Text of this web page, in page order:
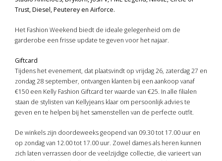
Trust, Diesel, Peuterey en Airforce.
Het Fashion Weekend biedt de ideale gelegenheid om de
garderobe een frisse update te geven voor het najaar.
Giftcard
Tijdens het evenement, dat plaatsvindt op vrijdag 26, zaterdag 27 en
zondag 28 september, ontvangen klanten bij een aankoop vanaf
€150 een Kelly Fashion Giftcard ter waarde van €25. In alle filialen
staan de stylisten van Kellyjeans klaar om persoonlijk advies te
geven en te helpen bij het samenstellen van de perfecte outfit.
De winkels zijn doordeweeks geopend van 09.30 tot 17.00 uur en
op zondag van 12.00 tot 17.00 uur. Zowel dames als heren kunnen
zich laten verrassen door de veelzijdige collectie, die varieert van